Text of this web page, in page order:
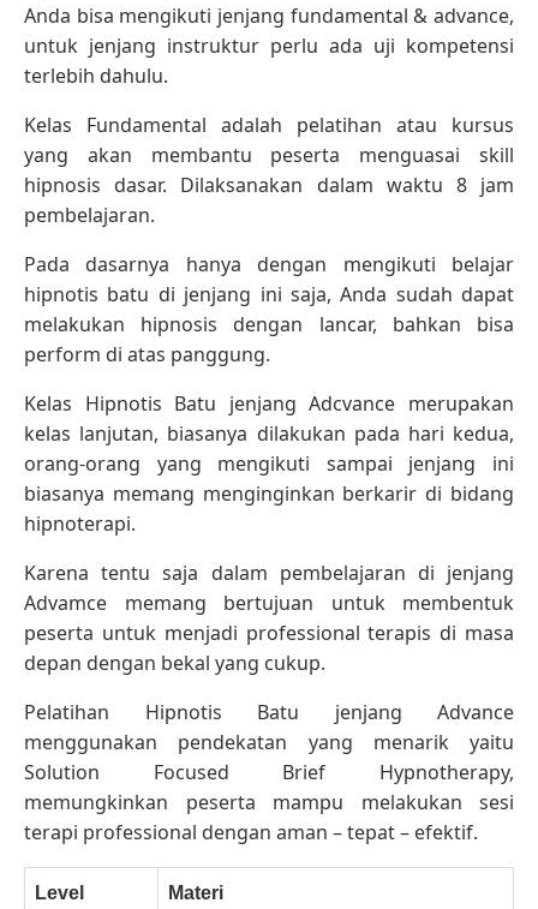
Anda bisa mengikuti jenjang fundamental & advance,
untuk jenjang instruktur perlu ada uji kompetensi
terlebih dahulu.
Kelas Fundamental adalah pelatihan atau kursus
yang akan membantu peserta menguasai skill
hipnosis dasar. Dilaksanakan dalam waktu 8 jam
pembelajaran.
Pada dasarnya hanya dengan mengikuti belajar
hipnotis batu di jenjang ini saja, Anda sudah dapat
melakukan hipnosis dengan lancar, bahkan bisa
perform di atas panggung.
Kelas Hipnotis Batu jenjang Adcvance merupakan
kelas lanjutan, biasanya dilakukan pada hari kedua,
orang-orang yang mengikuti sampai jenjang ini
biasanya memang menginginkan berkarir di bidang
hipnoterapi.
Karena tentu saja dalam pembelajaran di jenjang
Advamce memang bertujuan untuk membentuk
peserta untuk menjadi professional terapis di masa
depan dengan bekal yang cukup.
Pelatihan Hipnotis Batu jenjang Advance
menggunakan pendekatan yang menarik yaitu
Solution Focused Brief Hypnotherapy,
memungkinkan peserta mampu melakukan sesi
terapi professional dengan aman – tepat – efektif.
Level Materi